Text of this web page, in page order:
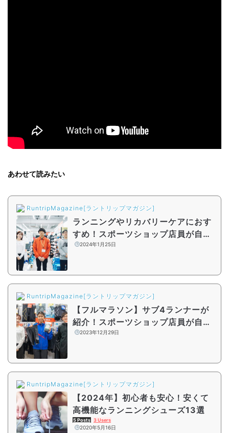
あわせて読みたい
RuntripMagazine[ラントリップマガジン]
ランニングやリカバリーケアにおす
すめ！スポーツショップ店員が自腹
でも買いたいマストバイアイテム
2024年1月25日
RuntripMagazine[ラントリップマガジン]
【フルマラソン】サブ4ランナーが
紹介！スポーツショップ店員が自腹
でも買いたいマストバイアイテム
2023年12月29日
RuntripMagazine[ラントリップマガジン]
【2024年】初心者も安心！安くて
高機能なランニングシューズ13選
5 Posts 3 Users
2020年5月16日